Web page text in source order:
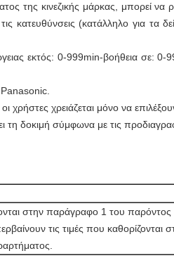
της κινεζικής μάρκας, μπορεί να
κατευθύνσεις (κατάλληλο για τα
εκτός: 0-999min-βοήθεια σε: 0-
χρήστες χρειάζεται μόνο να
τη δοκιμή σύμφωνα με τις
στην παράγραφο 1 του παρόντος
τις τιμές που καθορίζονται